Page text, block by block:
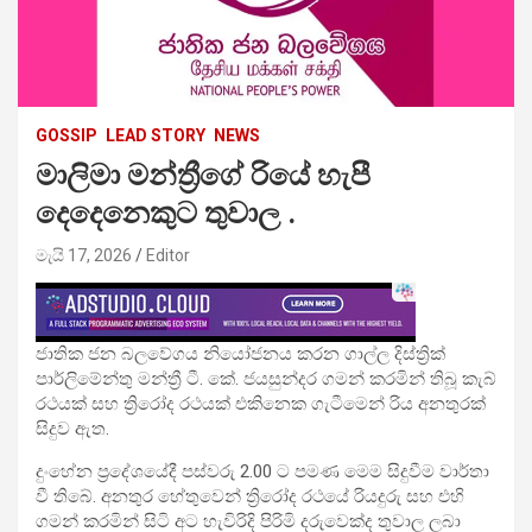
GOSSIP LEAD STORY NEWS
මාලිමා මන්ත්‍රීගේ රියේ හැපී
දෙදෙනෙකුට තුවාල .
මැයි 17, 2026 Editor
ජාතික ජන බලවේගය නියෝජනය කරන ගාල්ල දිස්ත්‍රික්
පාර්ලිමේන්තු මන්ත්‍රී ටී. කේ. ජයසුන්දර ගමන් කරමින් තිබූ කැබ්
රථයක් සහ ත්‍රිරෝද රථයක් එකිනෙක ගැටීමෙන් රිය අනතුරක්
සිදුව ඇත.
දුංහේන ප්‍රදේශයේදී පස්වරු 2.00 ට පමණ මෙම සිදුවීම වාර්තා
වී තිබේ. අනතුර හේතුවෙන් ත්‍රිරෝද රථයේ රියදුරු සහ එහි
ගමන් කරමින් සිටි අට හැවිරිදි පිරිමි දරුවෙක්ද තුවාල ලබා